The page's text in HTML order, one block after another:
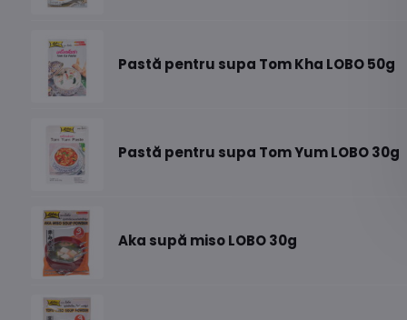
Pastă pentru supa Tom Kha LOBO 50g
Pastă pentru supa Tom Yum LOBO 30g
Aka supă miso LOBO 30g